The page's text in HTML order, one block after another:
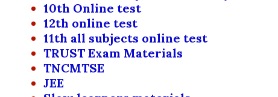
10th Online test
12th online test
11th all subjects online test
TRUST Exam Materials
TNCMTSE
JEE